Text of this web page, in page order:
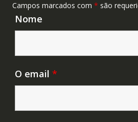
Campos marcados com * são
Nome
O email *